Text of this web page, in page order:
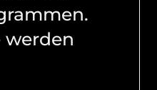
werden